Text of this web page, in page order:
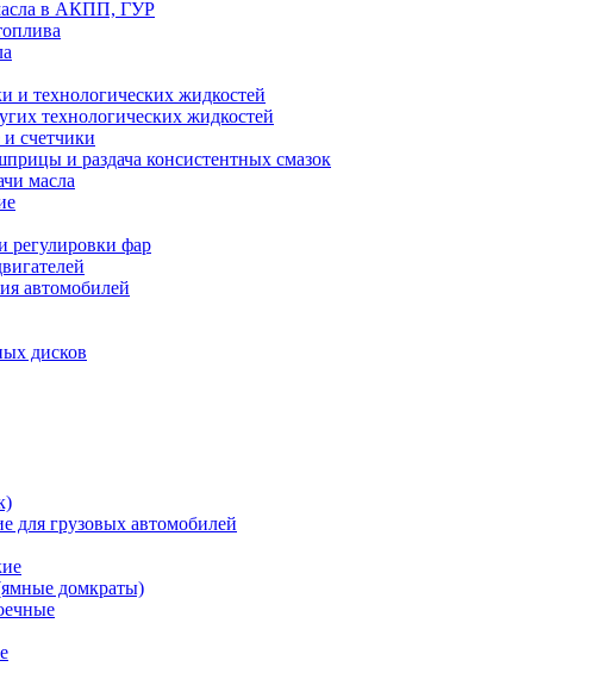
в АКПП, ГУР
и технологических жидкостей
технологических жидкостей
счетчики
и раздача консистентных смазок
масла
регулировки фар
автомобилей
дисков
для грузовых автомобилей
домкраты)